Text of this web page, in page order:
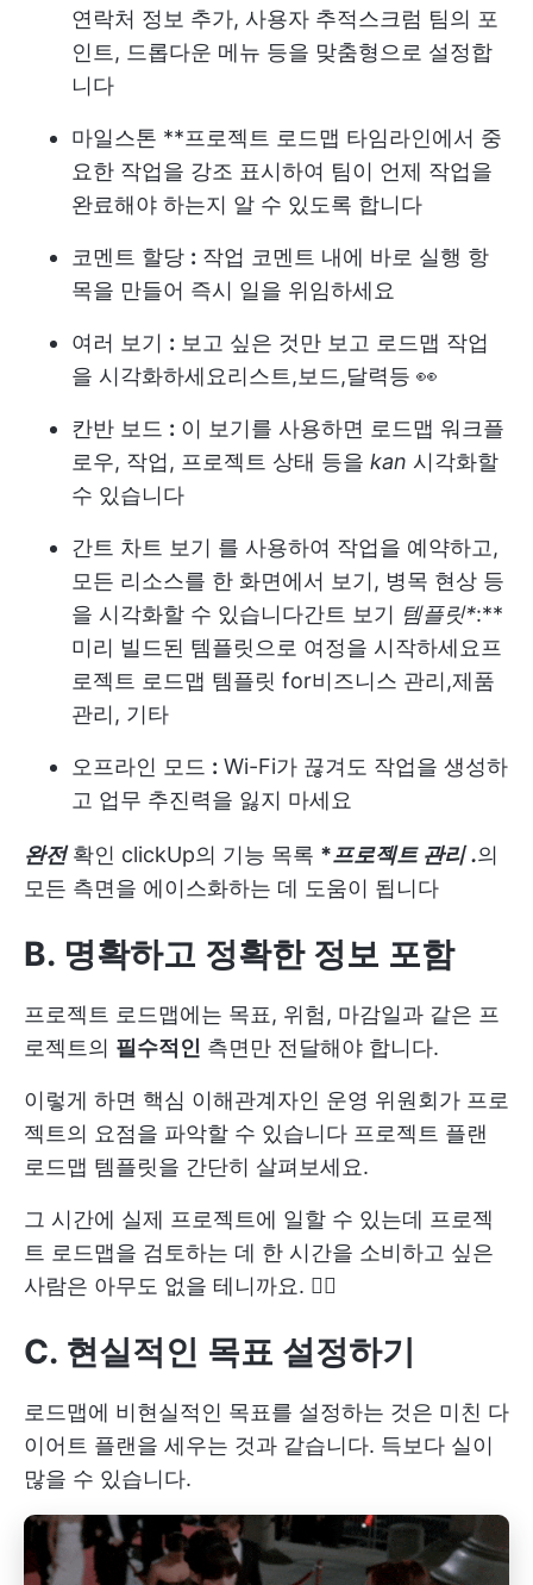
연락처 정보 추가, 사용자 추적스크럼 팀의 포
인트, 드롭다운 메뉴 등을 맞춤형으로 설정합
니다
마일스톤 **프로젝트 로드맵 타임라인에서 중
요한 작업을 강조 표시하여 팀이 언제 작업을
완료해야 하는지 알 수 있도록 합니다
코멘트 할당 : 작업 코멘트 내에 바로 실행 항
목을 만들어 즉시 일을 위임하세요
여러 보기 : 보고 싶은 것만 보고 로드맵 작업
을 시각화하세요리스트,보드,달력등 👀
칸반 보드 : 이 보기를 사용하면 로드맵 워크플
로우, 작업, 프로젝트 상태 등을 kan 시각화할
수 있습니다
간트 차트 보기 를 사용하여 작업을 예약하고,
모든 리소스를 한 화면에서 보기, 병목 현상 등
을 시각화할 수 있습니다간트 보기 템플릿*:**
미리 빌드된 템플릿으로 여정을 시작하세요프
로젝트 로드맵 템플릿 for비즈니스 관리,제품
관리, 기타
오프라인 모드 : Wi-Fi가 끊겨도 작업을 생성하
고 업무 추진력을 잃지 마세요
완전확인 clickUp의 기능 목록 *프로젝트 관리 .의
모든 측면을 에이스화하는 데 도움이 됩니다
B. 명확하고 정확한 정보 포함
프로젝트 로드맵에는 목표, 위험, 마감일과 같은 프
로젝트의 필수적인 측면만 전달해야 합니다.
이렇게 하면 핵심 이해관계자인 운영 위원회가 프로
젝트의 요점을 파악할 수 있습니다 프로젝트 플랜
로드맵 템플릿을 간단히 살펴보세요.
그 시간에 실제 프로젝트에 일할 수 있는데 프로젝
트 로드맵을 검토하는 데 한 시간을 소비하고 싶은
사람은 아무도 없을 테니까요. 🤷‍♂️
C. 현실적인 목표 설정하기
로드맵에 비현실적인 목표를 설정하는 것은 미친 다
이어트 플랜을 세우는 것과 같습니다. 득보다 실이
많을 수 있습니다.